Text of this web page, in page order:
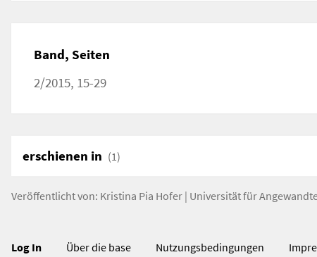
Band, Seiten
2/2015, 15-29
erschienen in (1)
Veröffentlicht von: Kristina Pia Hofer | Universität für
Log In Über die base Nutzungsbedingungen